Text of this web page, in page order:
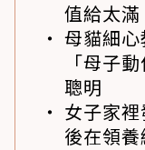
值給太滿
母貓細
「母子
聰明
女子家
後在領